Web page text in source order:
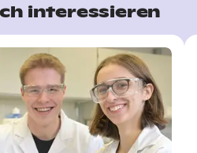
interessieren